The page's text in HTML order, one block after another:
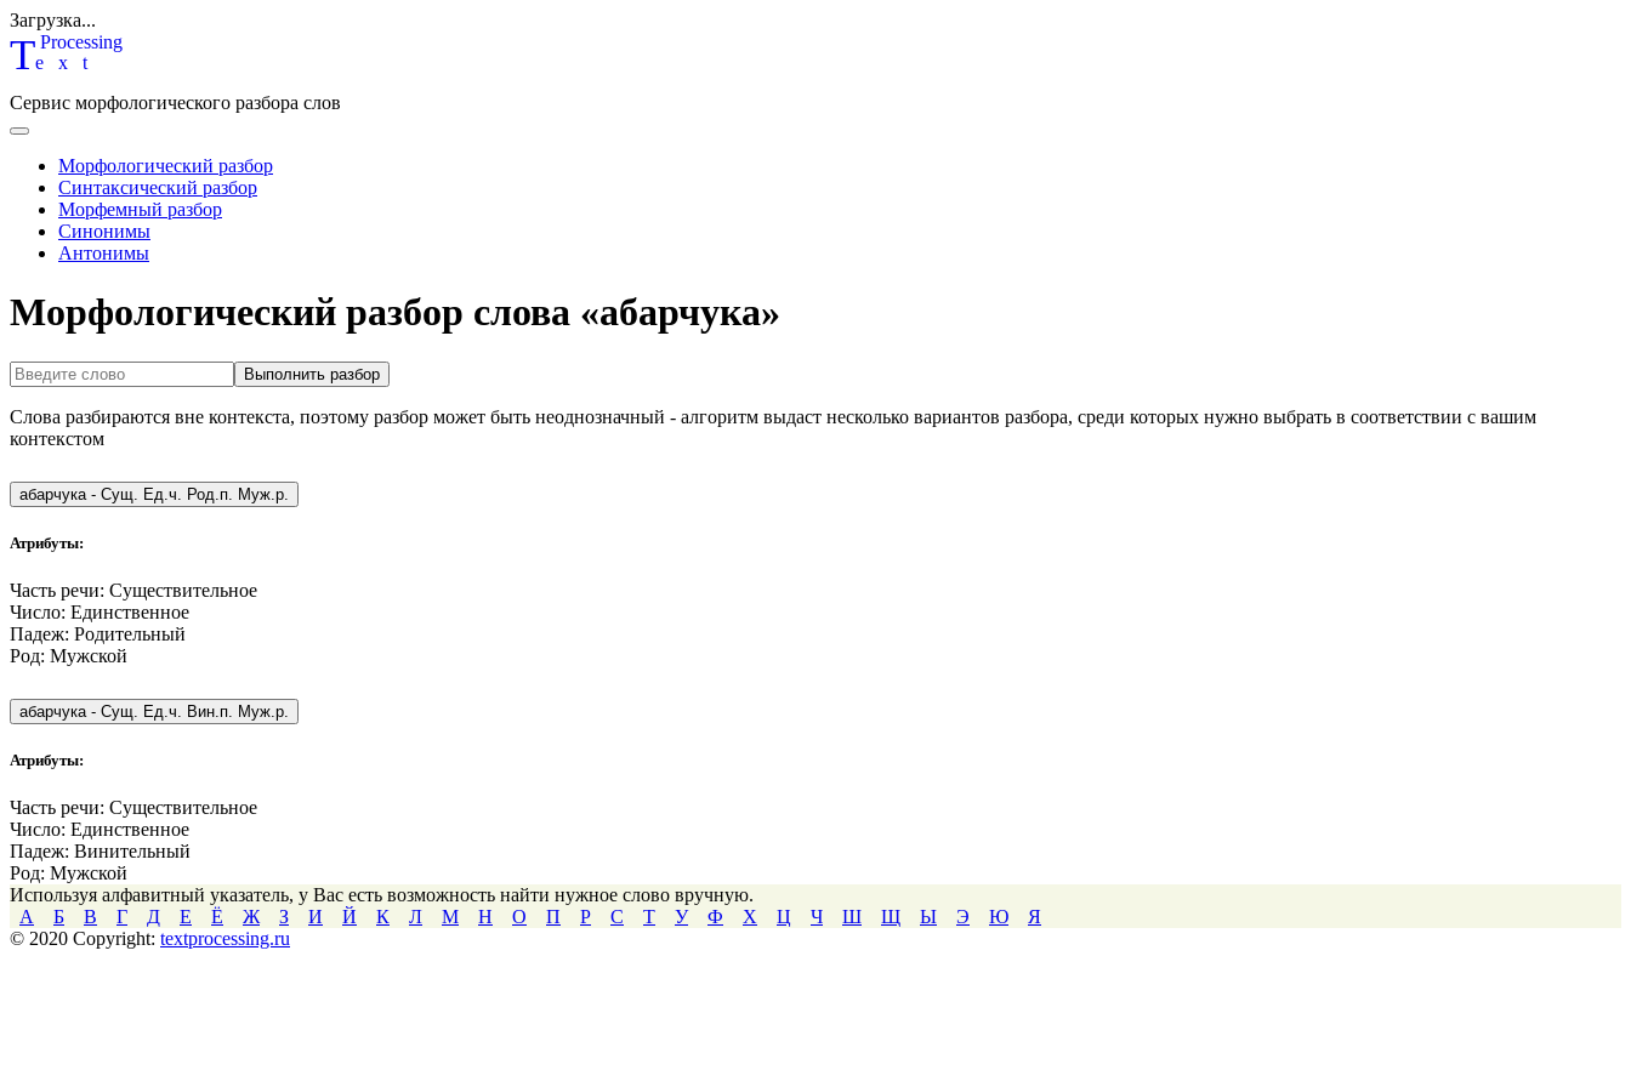
Загрузка...
Text
Processing
Сервис морфологического разбора слов
Морфологический разбор
Синтаксический разбор
Морфемный разбор
Синонимы
Антонимы
Морфологический разбор слова «абарчука»
Выполнить разбор
Слова разбираются вне контекста, поэтому разбор может быть неоднозначный - алгоритм выдаст несколько вариантов разбора, среди которых нужно выбрать в соответствии с вашим
контекстом
абарчука - Сущ. Ед.ч. Род.п. Муж.р.
Атрибуты:
Часть речи: Существительное
Число: Единственное
Падеж: Родительный
Род: Мужской
абарчука - Сущ. Ед.ч. Вин.п. Муж.р.
Атрибуты:
Часть речи: Существительное
Число: Единственное
Падеж: Винительный
Род: Мужской
Используя алфавитный указатель, у Вас есть возможность найти нужное слово вручную.
А
Б В Г Д Е Ё Ж З И Й К Л М Н О П Р С Т У Ф Х Ц Ч Ш Щ Ы Э Ю
Я
© 2020 Copyright: textprocessing.ru